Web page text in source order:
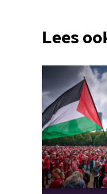
Lees